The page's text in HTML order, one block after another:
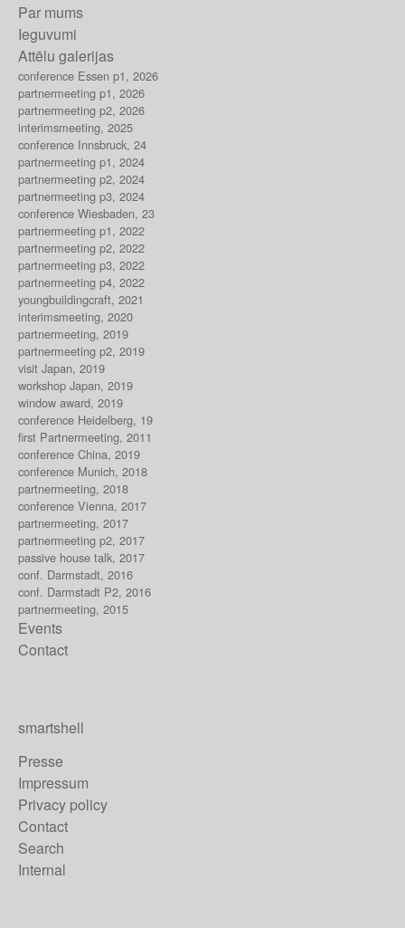
Par mums
Ieguvumi
Attēlu galerijas
conference Essen p1, 2026
partnermeeting p1, 2026
partnermeeting p2, 2026
interimsmeeting, 2025
conference Innsbruck, 24
partnermeeting p1, 2024
partnermeeting p2, 2024
partnermeeting p3, 2024
conference Wiesbaden, 23
partnermeeting p1, 2022
partnermeeting p2, 2022
partnermeeting p3, 2022
partnermeeting p4, 2022
youngbuildingcraft, 2021
interimsmeeting, 2020
partnermeeting, 2019
partnermeeting p2, 2019
visit Japan, 2019
workshop Japan, 2019
window award, 2019
conference Heidelberg, 19
first Partnermeeting, 2011
conference China, 2019
conference Munich, 2018
partnermeeting, 2018
conference Vienna, 2017
partnermeeting, 2017
partnermeeting p2, 2017
passive house talk, 2017
conf. Darmstadt, 2016
conf. Darmstadt P2, 2016
partnermeeting, 2015
Events
Contact
smartshell
Presse
Impressum
Privacy policy
Contact
Search
Internal